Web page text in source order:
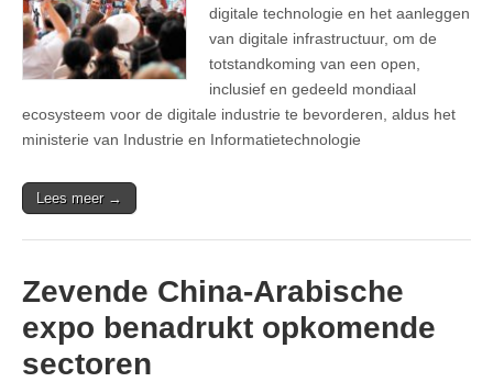
digitale technologie en het aanleggen
van digitale infrastructuur, om de
totstandkoming van een open,
inclusief en gedeeld mondiaal
ecosysteem voor de digitale industrie te bevorderen, aldus het
ministerie van Industrie en Informatietechnologie
Lees meer →
Zevende China-Arabische
expo benadrukt opkomende
sectoren